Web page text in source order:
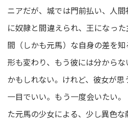
ニアだが、城では門前払い、人
に奴隷と間違えられ、王になっ
間（しかも元馬）な自身の差を
形も変わり、もう彼には分から
かもしれない。けれど、彼女が思
一目でいい。もう一度会いたい
た元馬の少女による、少し異色な